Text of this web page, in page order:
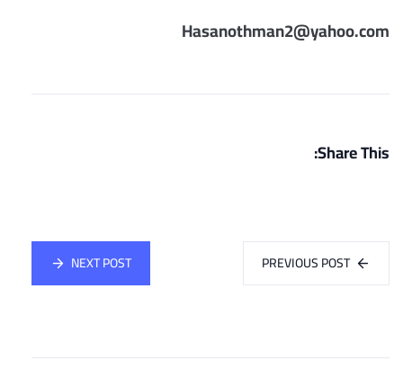
Hasanothman2@yahoo.com
Share This:
PREVIOUS POST
NEXT POST